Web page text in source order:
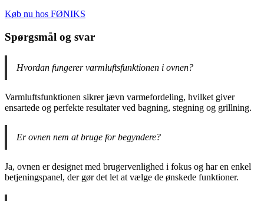
Køb nu hos FØNIKS
Spørgsmål og svar
Hvordan fungerer varmluftsfunktionen i ovnen?
Varmluftsfunktionen sikrer jævn varmefordeling, hvilket giver
ensartede og perfekte resultater ved bagning, stegning og grillning.
Er ovnen nem at bruge for begyndere?
Ja, ovnen er designet med brugervenlighed i fokus og har en enkel
betjeningspanel, der gør det let at vælge de ønskede funktioner.